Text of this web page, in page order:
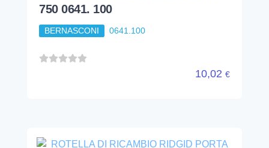
750 0641. 100
BERNASCONI 0641.100
10,02 €